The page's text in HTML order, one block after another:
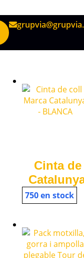
Cinta
750 en stock